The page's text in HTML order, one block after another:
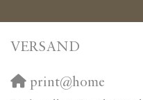
VERSAND
print@home